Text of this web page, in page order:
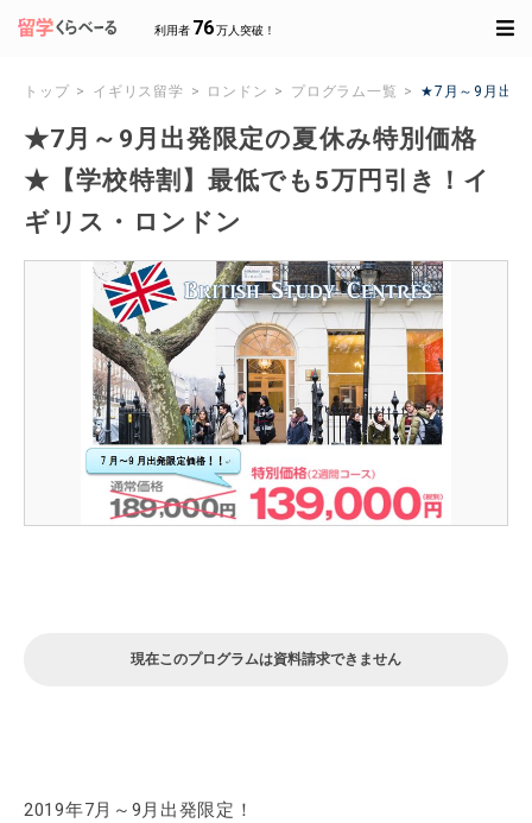
利用者 76万人突破！
トップ イギリス留学 ロンドン プログラム一覧 ★7月～9月出発
★7月～9月出発限定の夏休み特別価格
★【学校特割】最低でも5万円引き！イ
ギリス・ロンドン
現在このプログラムは資料請求できません
2019年7月～9月出発限定！